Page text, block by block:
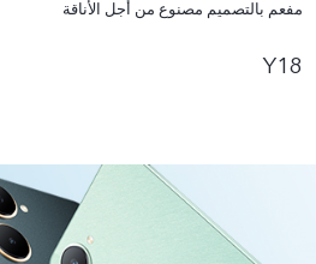
مفعم بالتصميم مصنوع من أجل الأناقة
Y18